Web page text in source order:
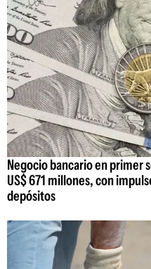
Negocio bancario en primer
US$ 671 millones, con
depósitos